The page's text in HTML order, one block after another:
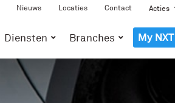
Nieuws Locaties Contact Acties
Diensten Branches My NXT